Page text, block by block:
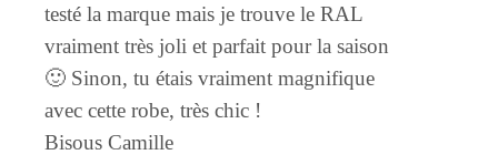
testé la marque mais je trouve le RAL
vraiment très joli et parfait pour la saison
🙂 Sinon, tu étais vraiment magnifique
avec cette robe, très chic !
Bisous Camille